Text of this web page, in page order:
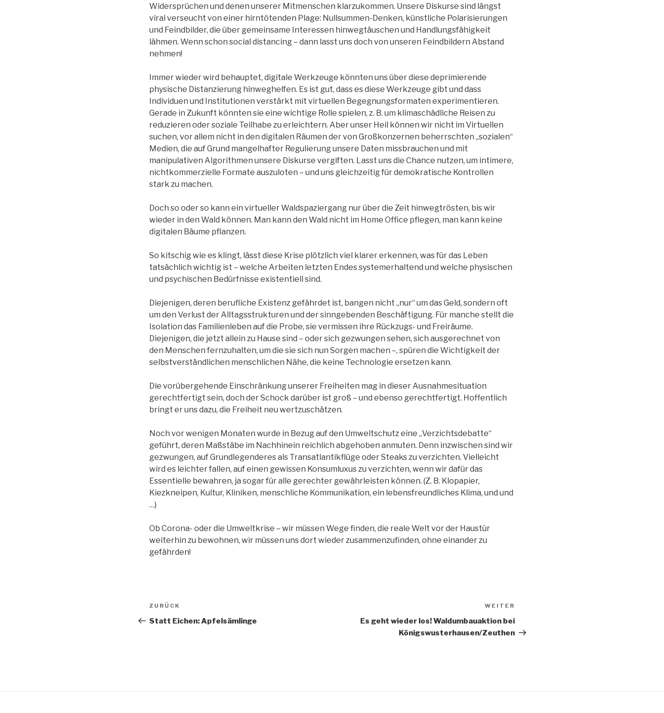
Widersprüchen und denen unserer Mitmenschen klarzukommen. Unsere Diskurse sind längst
viral verseucht von einer hirntötenden Plage: Nullsummen-Denken, künstliche Polarisierungen
und Feindbilder, die über gemeinsame Interessen hinwegtäuschen und Handlungsfähigkeit
lähmen. Wenn schon social distancing – dann lasst uns doch von unseren Feindbildern Abstand
nehmen!
Immer wieder wird behauptet, digitale Werkzeuge könnten uns über diese deprimierende
physische Distanzierung hinweghelfen. Es ist gut, dass es diese Werkzeuge gibt und dass
Individuen und Institutionen verstärkt mit virtuellen Begegnungsformaten experimentieren.
Gerade in Zukunft könnten sie eine wichtige Rolle spielen, z. B. um klimaschädliche Reisen zu
reduzieren oder soziale Teilhabe zu erleichtern. Aber unser Heil können wir nicht im Virtuellen
suchen, vor allem nicht in den digitalen Räumen der von Großkonzernen beherrschten „sozialen“
Medien, die auf Grund mangelhafter Regulierung unsere Daten missbrauchen und mit
manipulativen Algorithmen unsere Diskurse vergiften. Lasst uns die Chance nutzen, um intimere,
nichtkommerzielle Formate auszuloten – und uns gleichzeitig für demokratische Kontrollen
stark zu machen.
Doch so oder so kann ein virtueller Waldspaziergang nur über die Zeit hinwegtrösten, bis wir
wieder in den Wald können. Man kann den Wald nicht im Home Office pflegen, man kann keine
digitalen Bäume pflanzen.
So kitschig wie es klingt, lässt diese Krise plötzlich viel klarer erkennen, was für das Leben
tatsächlich wichtig ist – welche Arbeiten letzten Endes systemerhaltend und welche physischen
und psychischen Bedürfnisse existentiell sind.
Diejenigen, deren berufliche Existenz gefährdet ist, bangen nicht „nur“ um das Geld, sondern oft
um den Verlust der Alltagsstrukturen und der sinngebenden Beschäftigung. Für manche stellt die
Isolation das Familienleben auf die Probe, sie vermissen ihre Rückzugs- und Freiräume.
Diejenigen, die jetzt allein zu Hause sind – oder sich gezwungen sehen, sich ausgerechnet von
den Menschen fernzuhalten, um die sie sich nun Sorgen machen –, spüren die Wichtigkeit der
selbstverständlichen menschlichen Nähe, die keine Technologie ersetzen kann.
Die vorübergehende Einschränkung unserer Freiheiten mag in dieser Ausnahmesituation
gerechtfertigt sein, doch der Schock darüber ist groß – und ebenso gerechtfertigt. Hoffentlich
bringt er uns dazu, die Freiheit neu wertzuschätzen.
Noch vor wenigen Monaten wurde in Bezug auf den Umweltschutz eine „Verzichtsdebatte“
geführt, deren Maßstäbe im Nachhinein reichlich abgehoben anmuten. Denn inzwischen sind wir
gezwungen, auf Grundlegenderes als Transatlantikflüge oder Steaks zu verzichten. Vielleicht
wird es leichter fallen, auf einen gewissen Konsumluxus zu verzichten, wenn wir dafür das
Essentielle bewahren, ja sogar für alle gerechter gewährleisten können. (Z. B. Klopapier,
Kiezkneipen, Kultur, Kliniken, menschliche Kommunikation, ein lebensfreundliches Klima, und und
…)
Ob Corona- oder die Umweltkrise – wir müssen Wege finden, die reale Welt vor der Haustür
weiterhin zu bewohnen, wir müssen uns dort wieder zusammenzufinden, ohne einander zu
gefährden!
Beitragsnavigation
Vorheriger
Beitrag
ZURÜCK
Statt Eichen: Apfelsämlinge
Beitrag
WEITER
Es geht wieder los! Waldumbauaktion bei
Königswusterhausen/Zeuthen